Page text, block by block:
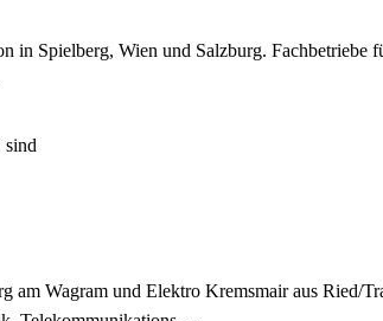
in Spielberg, Wien und Salzburg.
sind
Wagram und Elektro Kremsmair aus Ried/